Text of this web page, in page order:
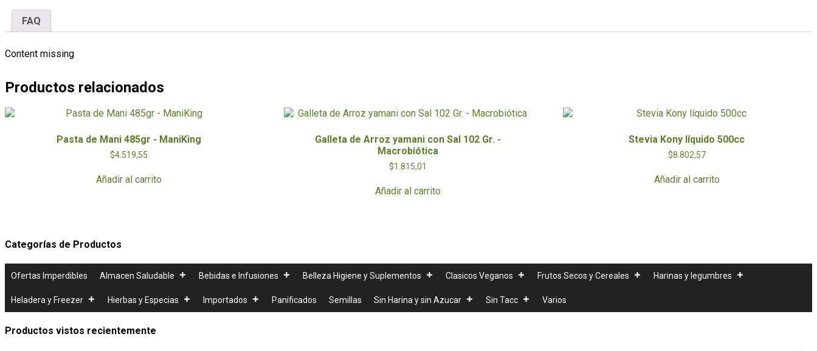
FAQ
Content missing
Productos relacionados
Pasta de Mani 485gr - ManiKing
$4.519,55
Añadir al carrito
Galleta de Arroz yamani con Sal 102 Gr. -
Macrobiótica
$1.815,01
Añadir al carrito
Stevia Kony líquido 500cc
$8.802,57
Añadir al carrito
Categorías de Productos
Ofertas Imperdibles Almacen Saludable Bebidas e Infusiones Belleza Higiene y Suplementos Clasicos Veganos Frutos Secos y Cereales Harinas y legumbres
Heladera y Freezer Hierbas y Especias Importados Panificados Semillas Sin Harina y sin Azucar Sin Tacc Varios
Productos vistos recientemente